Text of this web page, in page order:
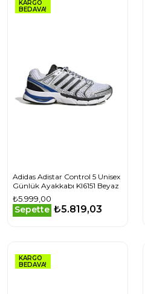
KARGO
BEDAVA!
Adidas Adistar Control 5 Unisex
Günlük Ayakkabı KI6151 Beyaz
₺5.999,00
Sepette ₺5.819,03
KARGO
BEDAVA!